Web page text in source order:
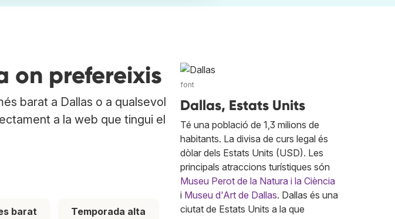
on prefereixis
barat a Dallas o a qualsevol
a la web que tingui el
barat
Temporada alta
font
Dallas, Estats Units
Té una població de 1,3 milions de
habitants. La divisa de curs legal és
dòlar dels Estats Units (USD). Les
principals atraccions turístiques són
Museu Perot de la Natura i la Ciència
i Museu d'Art de Dallas. Dallas és una
ciutat de Estats Units a la que